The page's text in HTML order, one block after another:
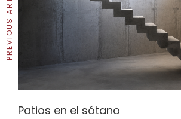
Patios en el sótano
PREVIOUS ARTICLE